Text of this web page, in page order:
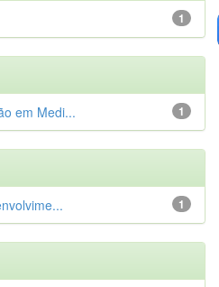
1
1
em Medi...
1